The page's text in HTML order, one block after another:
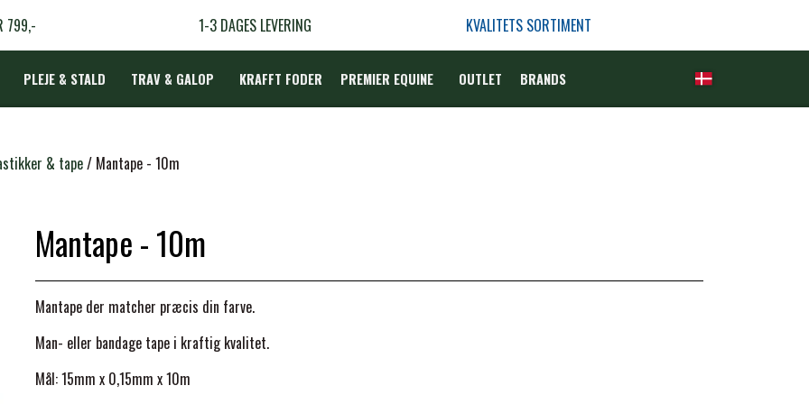
799,- 1-3 DAGES LEVERING KVALITETS SORTIMENT
PLEJE & STALD TRAV & GALOP KRAFFT FODER PREMIER EQUINE OUTLET BRANDS
& tape Mantape - 10m
Mantape - 10m
Mantape der matcher præcis din farve.
Man- eller bandage tape i kraftig kvalitet.
Mål: 15mm x 0,15mm x 10m